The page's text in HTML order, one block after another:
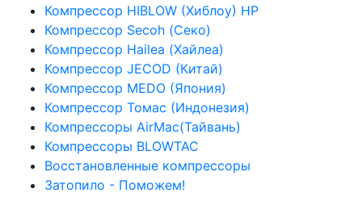
Компрессор HIBLOW (Хиблоу) HP
Компрессор Secoh (Секо)
Компрессор Hailea (Хайлеа)
Компрессор JECOD (Китай)
Компрессор MEDO (Япония)
Компрессор Томас (Индонезия)
Компрессоры AirMac(Тайвань)
Компрессоры BLOWTAC
Восстановленные компрессоры
Затопило - Поможем!